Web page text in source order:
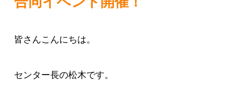
皆さんこんにちは。
センター長の松木です。